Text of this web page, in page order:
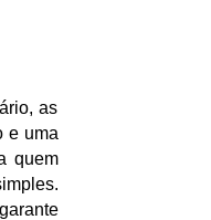
as
e uma
quem